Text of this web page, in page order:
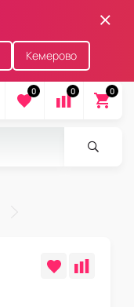
Кемерово
0 0 0